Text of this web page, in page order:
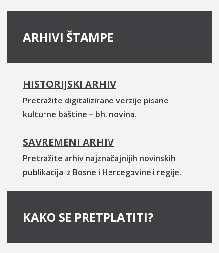
ARHIVI ŠTAMPE
HISTORIJSKI ARHIV
Pretražite digitalizirane verzije pisane
kulturne baštine – bh. novina.
SAVREMENI ARHIV
Pretražite arhiv najznačajnijih novinskih
publikacija iz Bosne i Hercegovine i regije.
KAKO SE PRETPLATITI?